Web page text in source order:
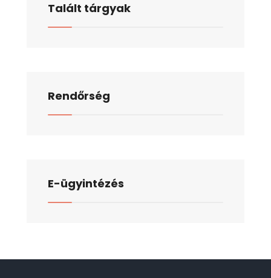
Talált tárgyak
Rendőrség
E-ügyintézés